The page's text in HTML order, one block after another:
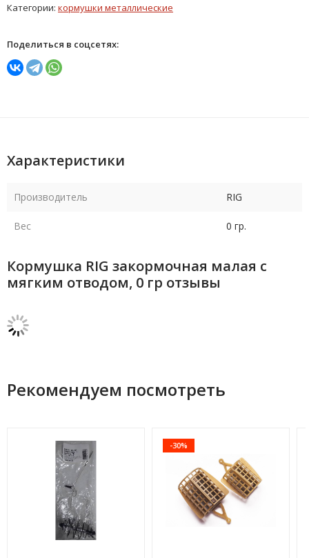
Категории: кормушки металлические
Поделиться в соцсетях:
Характеристики
Производитель RIG
Вес 0 гр.
Кормушка RIG закормочная малая с
мягким отводом, 0 гр отзывы
Рекомендуем посмотреть
-30%